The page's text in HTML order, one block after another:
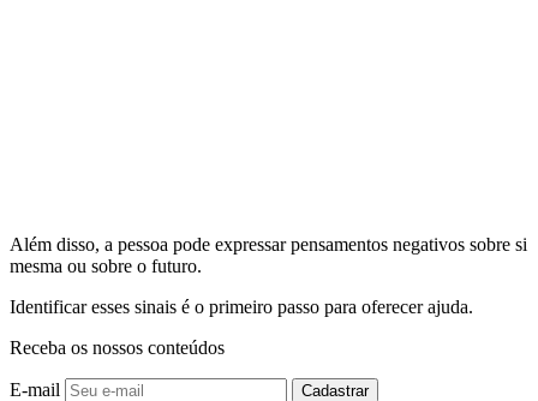
Além disso, a pessoa pode expressar pensamentos negativos sobre si
mesma ou sobre o futuro.
Identificar esses sinais é o primeiro passo para oferecer ajuda.
Receba os nossos conteúdos
E-mail Cadastrar